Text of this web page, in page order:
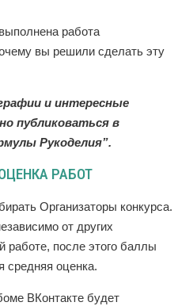
работа
вы решили сделать эту
и интересные
публиковаться в
Рукоделия”.
РАБОТ
Организаторы конкурса.
от других
работе, после этого баллы
средняя оценка.
ВКонтакте будет